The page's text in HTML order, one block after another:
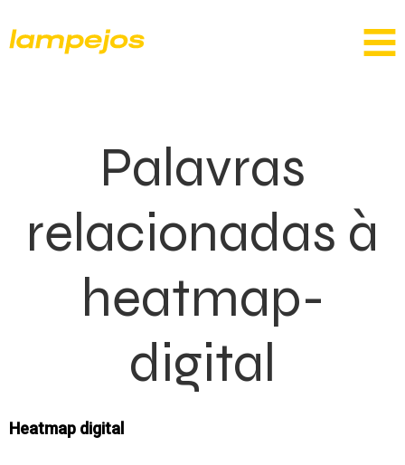
Palavras
relacionadas à
heatmap-
digital
Heatmap digital